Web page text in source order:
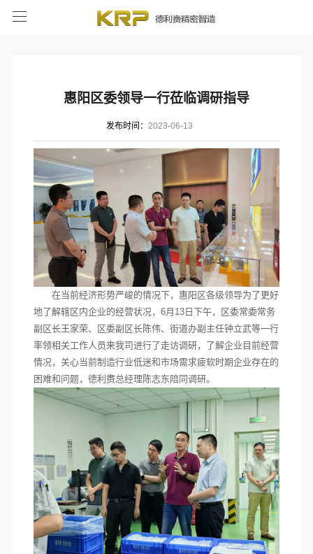
惠阳区委领导一行莅临调研指导
发布时间： 2023-06-13
在当前经济形势严峻的情况下，惠阳区各级领导为了更好
地了解辖区内企业的经营状况，6月13日下午，区委常委常务
副区长王家荣、区委副区长陈伟、街道办副主任钟立武等一行
率领相关工作人员来我司进行了走访调研，了解企业目前经营
情况，关心当前制造行业低迷和市场需求疲软时期企业存在的
困难和问题，德利赉总经理陈志东陪同调研。